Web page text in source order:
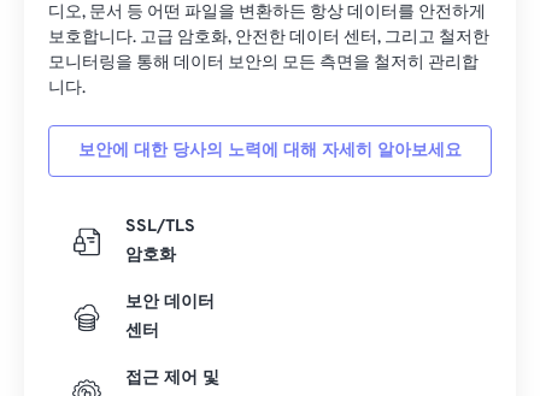
디오, 문서 등 어떤 파일을 변환하든 항상 데이터를 안전하게
보호합니다. 고급 암호화, 안전한 데이터 센터, 그리고 철저한
모니터링을 통해 데이터 보안의 모든 측면을 철저히 관리합
니다.
보안에 대한 당사의 노력에 대해 자세히 알아보세요
SSL/TLS
암호화
보안 데이터
센터
접근 제어 및